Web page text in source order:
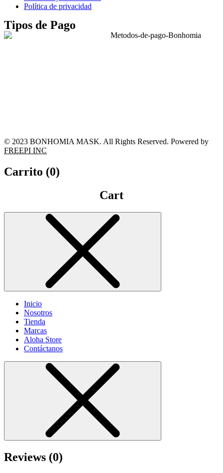
Política de privacidad
Tipos de Pago
© 2023 BONHOMIA MASK. All Rights Reserved. Powered by
FREEPI INC
Carrito (0)
Cart
Inicio
Nosotros
Tienda
Marcas
Aloha Store
Contáctanos
Reviews (0)